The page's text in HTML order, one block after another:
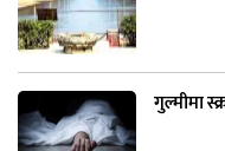
गुल्मीमा